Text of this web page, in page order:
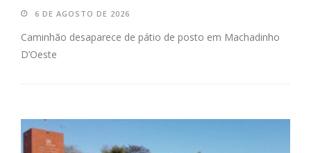
6 DE AGOSTO DE 2026
Caminhão desaparece de pátio de posto em Machadinho
D’Oeste